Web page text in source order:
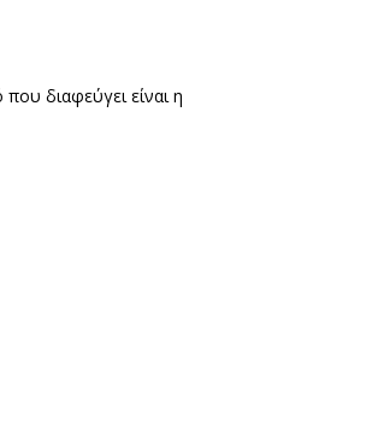
διαφεύγει είναι η